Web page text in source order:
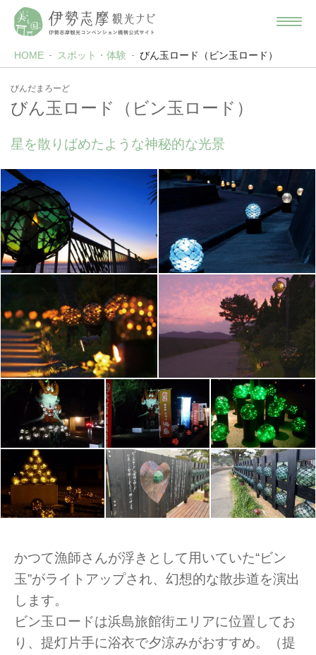
HOME スポット・体験 びん玉ロード（ビン玉ロード）
びんだまろーど
びん玉ロード（ビン玉ロード）
星を散りばめたような神秘的な光景
かつて漁師さんが浮きとして用いていた“ビン
玉”がライトアップされ、幻想的な散歩道を演出
します。
ビン玉ロードは浜島旅館街エリアに位置してお
り、提灯片手に浴衣で夕涼みがおすすめ。（提